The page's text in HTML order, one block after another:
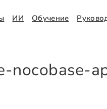
ИИ Обучение
nocobase-